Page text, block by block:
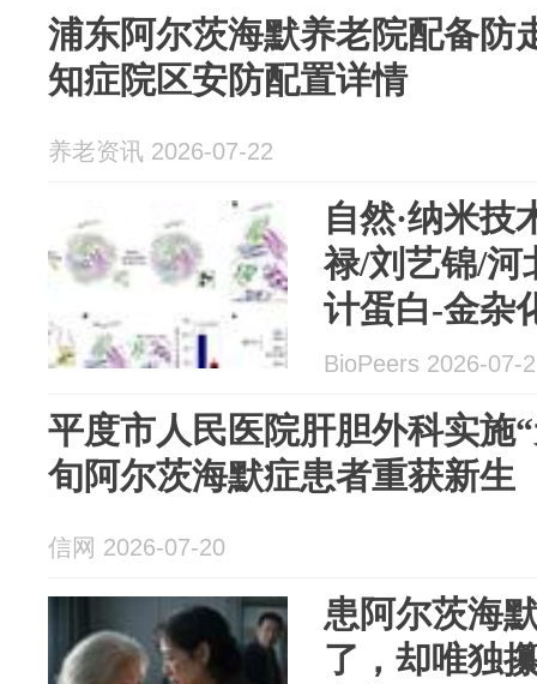
浦东阿尔茨海默养老院配备防
知症院区安防配置详情
养老资讯 2026-07-22
自然·纳米技
禄/刘艺锦/河
计蛋白-金杂
阿尔茨海默
BioPeers 2026-07-
平度市人民医院肝胆外科实施
旬阿尔茨海默症患者重获新生
信网 2026-07-20
患阿尔茨海
了，却唯独